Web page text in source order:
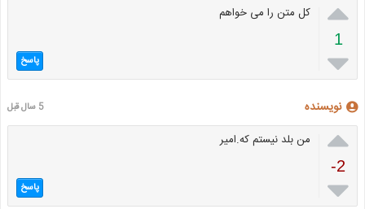

1

کل متن را می خواهم
پاسخ
نویسنده 5 سال قبل

-2

من بلد نیستم که.امیر
پاسخ